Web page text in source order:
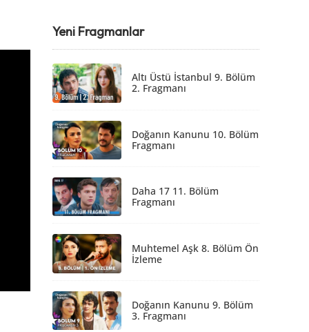
Yeni Fragmanlar
Altı Üstü İstanbul 9. Bölüm
2. Fragmanı
Doğanın Kanunu 10. Bölüm
Fragmanı
Daha 17 11. Bölüm
Fragmanı
Muhtemel Aşk 8. Bölüm Ön
İzleme
Doğanın Kanunu 9. Bölüm
3. Fragmanı